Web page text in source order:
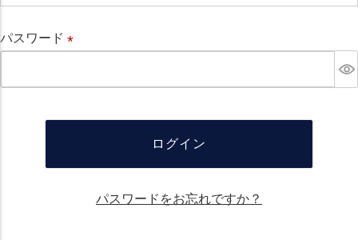
パスワード
須
ログイン
パスワードをお忘れですか？